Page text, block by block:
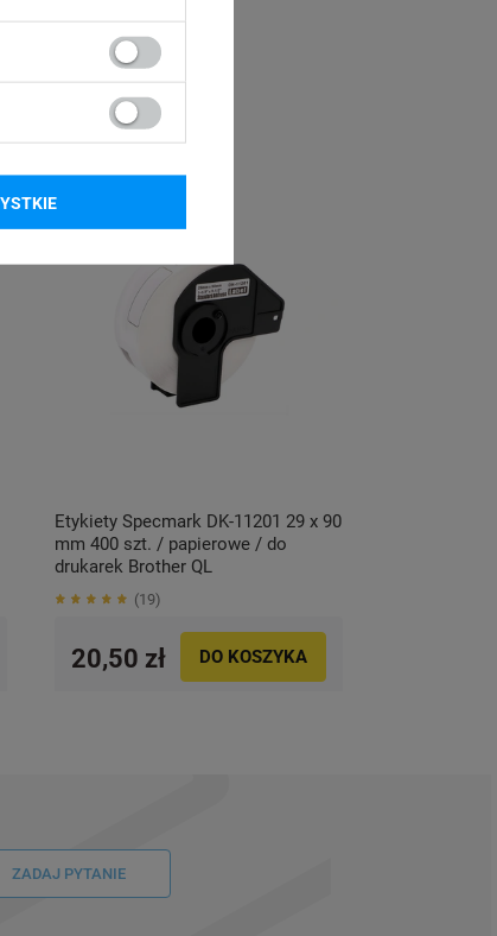
Etykiety Specmark DK-11201 29 x 90
mm 400 szt. / papierowe / do
drukarek Brother QL
19
20,50 zł DO KOSZYKA
ZADAJ PYTANIE